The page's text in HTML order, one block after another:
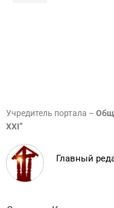
Учредитель портала –
XXI”
Главный